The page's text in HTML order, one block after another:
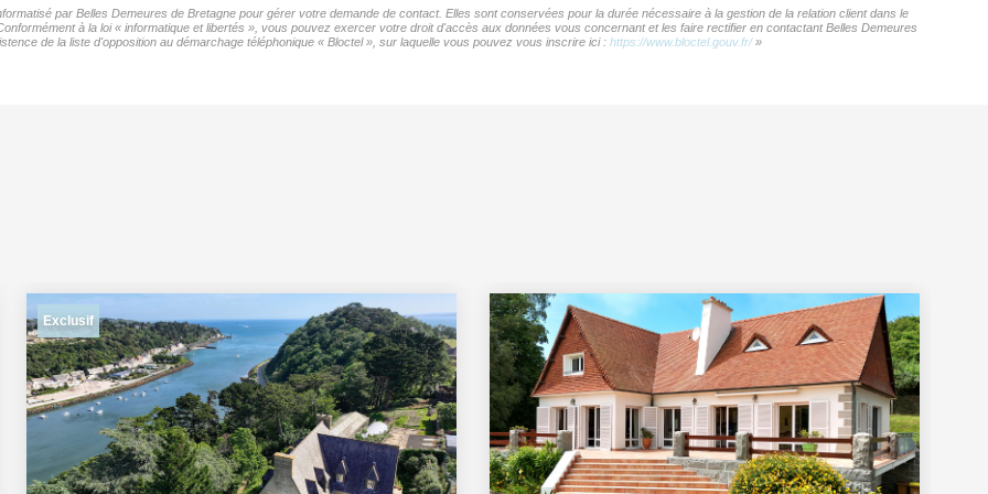
par Belles Demeures de Bretagne pour gérer votre demande de contact. Elles sont conservées pour la durée nécessaire à la gestion de la relation client dans le
à la loi « informatique et libertés », vous pouvez exercer votre droit d'accès aux données vous concernant et les faire rectifier en contactant Belles Demeures
de la liste d'opposition au démarchage téléphonique « Bloctel », sur laquelle vous pouvez vous inscrire ici : https://www.bloctel.gouv.fr/»
Exclusif